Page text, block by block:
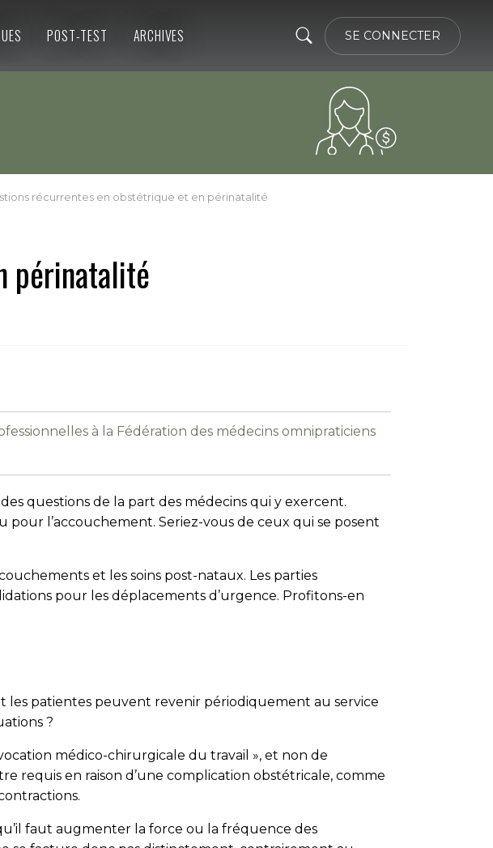
SE CONNECTER
POST-TEST ARCHIVES
récurrentes en obstétrique et en périnatalité
périnatalité
à la Fédération des médecins omnipraticiens
questions de la part des médecins qui y exercent.
l’accouchement. Seriez-vous de ceux qui se posent
et les soins post-nataux. Les parties
pour les déplacements d’urgence. Profitons-en
les patientes peuvent revenir périodiquement au service
?
médico-chirurgicale du travail », et non de
requis en raison d’une complication obstétricale, comme
faut augmenter la force ou la fréquence des